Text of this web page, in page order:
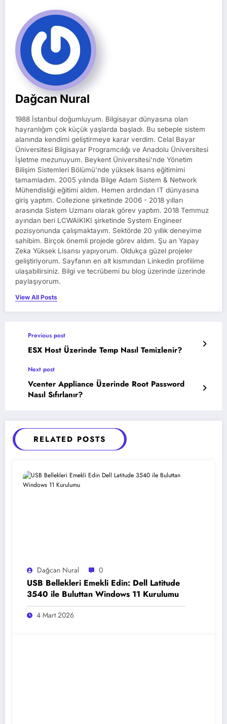
Dağcan Nural
1988 İstanbul doğumluyum. Bilgisayar dünyasına olan
hayranlığım çok küçük yaşlarda başladı. Bu sebeple sistem
alanında kendimi geliştirmeye karar verdim. Celal Bayar
Üniversitesi Bilgisayar Programcılığı ve Anadolu Üniversitesi
İşletme mezunuyum. Beykent Üniversitesi'nde Yönetim
Bilişim Sistemleri Bölümü'nde yüksek lisans eğitimimi
tamamladım. 2005 yılında Bilge Adam Sistem & Network
Mühendisliği eğitimi aldım. Hemen ardından IT dünyasına
giriş yaptım. Collezione şirketinde 2006 - 2018 yılları
arasında Sistem Uzmanı olarak görev yaptım. 2018 Temmuz
ayından beri LCWAIKIKI şirketinde System Engineer
pozisyonunda çalışmaktayım. Sektörde 20 yıllık deneyime
sahibim. Birçok önemli projede görev aldım. Şu an Yapay
Zeka Yüksek Lisansı yapıyorum. Oldukça güzel projeler
geliştiriyorum. Sayfanın en alt kısmından Linkedin profilime
ulaşabilirsiniz. Bilgi ve tecrübemi bu blog üzerinde üzerinde
paylaşıyorum.
View All Posts
Previous post
ESX Host Üzerinde Temp Nasıl Temizlenir?
Next post
Vcenter Appliance Üzerinde Root Password
Nasıl Sıfırlanır?
RELATED POSTS
Dağcan Nural 0
USB Bellekleri Emekli Edin: Dell Latitude
3540 ile Buluttan Windows 11 Kurulumu
4 Mart 2026